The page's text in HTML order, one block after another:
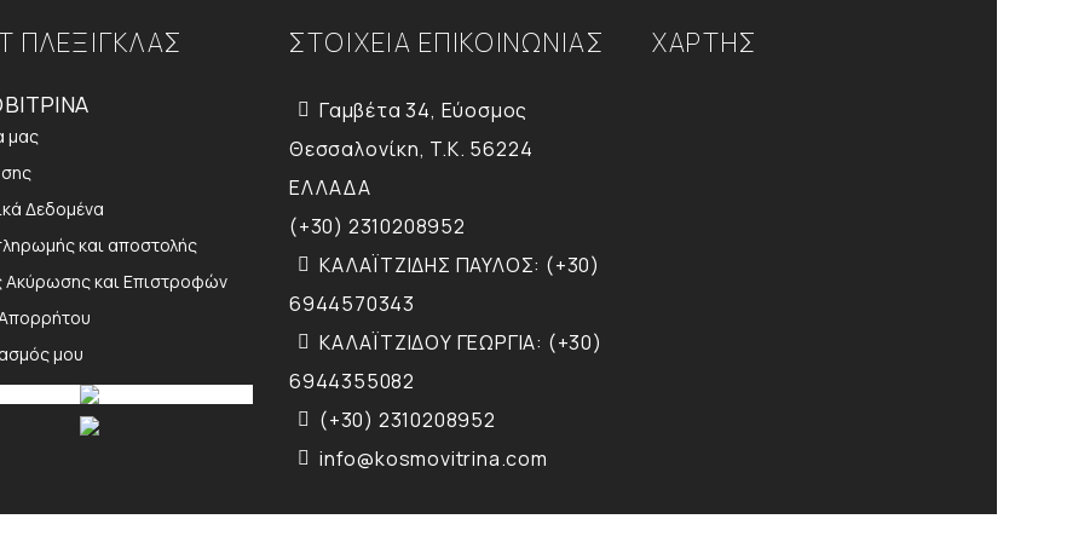
ΠΛΕΞΙΓΚΛΑΣ
μας
Δεδομένα
και αποστολής
Ακύρωσης και Επιστροφών
Απορρήτου
μου
ΣΤΟΙΧΕΙΑ ΕΠΙΚΟΙΝΩΝΙΑΣ
Γαμβέτα 34, Εύοσμος
Θεσσαλονίκη, T.K. 56224
ΕΛΛΑΔΑ
(+30) 2310208952
ΚΑΛΑΪΤΖΙΔΗΣ ΠΑΥΛΟΣ: (+30)
6944570343
ΚΑΛΑΪΤΖΙΔΟΥ ΓΕΩΡΓΙΑ: (+30)
6944355082
(+30) 2310208952
info@kosmovitrina.com
ΧΑΡΤΗΣ